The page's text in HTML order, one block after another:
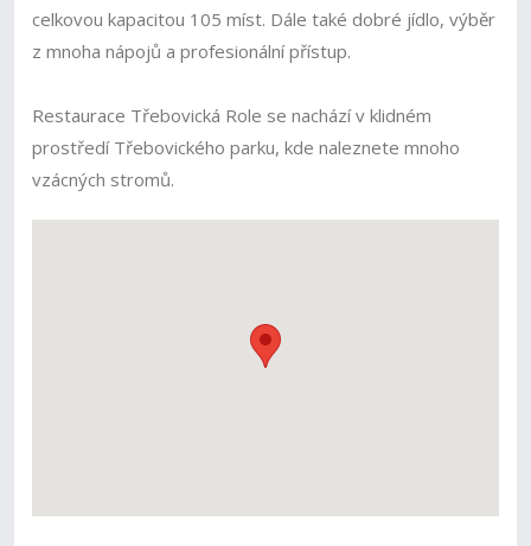
celkovou kapacitou 105 míst. Dále také dobré jídlo, výběr
z mnoha nápojů a profesionální přístup.
Restaurace Třebovická Role se nachází v klidném
prostředí Třebovického parku, kde naleznete mnoho
vzácných stromů.